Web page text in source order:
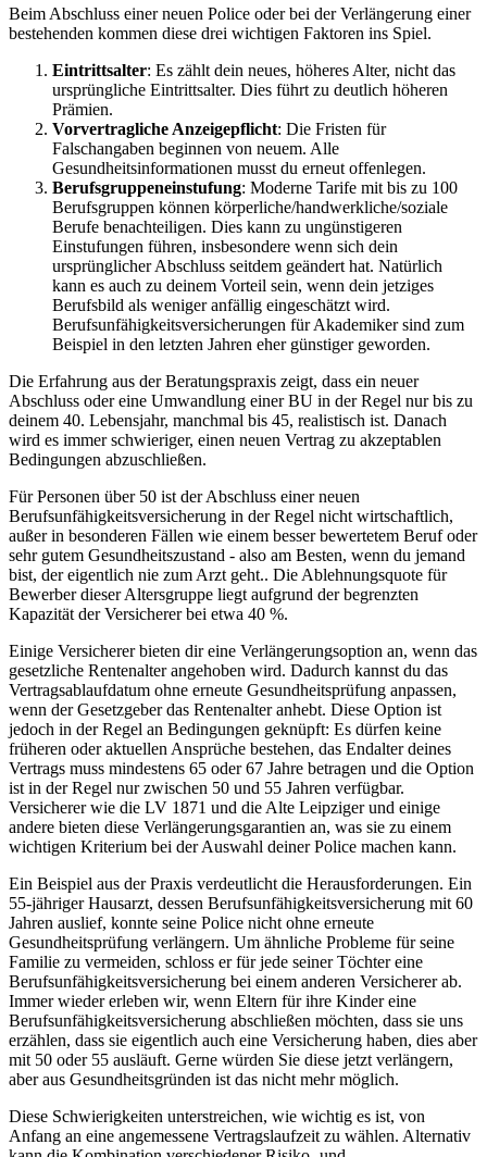
Beim Abschluss einer neuen Police oder bei der Verlängerung einer
bestehenden kommen diese drei wichtigen Faktoren ins Spiel.
Eintrittsalter: Es zählt dein neues, höheres Alter, nicht das
ursprüngliche Eintrittsalter. Dies führt zu deutlich höheren
Prämien.
Vorvertragliche Anzeigepflicht: Die Fristen für
Falschangaben beginnen von neuem. Alle
Gesundheitsinformationen musst du erneut offenlegen.
Berufsgruppeneinstufung: Moderne Tarife mit bis zu 100
Berufsgruppen können körperliche/handwerkliche/soziale
Berufe benachteiligen. Dies kann zu ungünstigeren
Einstufungen führen, insbesondere wenn sich dein
ursprünglicher Abschluss seitdem geändert hat. Natürlich
kann es auch zu deinem Vorteil sein, wenn dein jetziges
Berufsbild als weniger anfällig eingeschätzt wird.
Berufsunfähigkeitsversicherungen für Akademiker sind zum
Beispiel in den letzten Jahren eher günstiger geworden.
Die Erfahrung aus der Beratungspraxis zeigt, dass ein neuer
Abschluss oder eine Umwandlung einer BU in der Regel nur bis zu
deinem 40. Lebensjahr, manchmal bis 45, realistisch ist. Danach
wird es immer schwieriger, einen neuen Vertrag zu akzeptablen
Bedingungen abzuschließen.
Für Personen über 50 ist der Abschluss einer neuen
Berufsunfähigkeitsversicherung in der Regel nicht wirtschaftlich,
außer in besonderen Fällen wie einem besser bewertetem Beruf oder
sehr gutem Gesundheitszustand - also am Besten, wenn du jemand
bist, der eigentlich nie zum Arzt geht.. Die Ablehnungsquote für
Bewerber dieser Altersgruppe liegt aufgrund der begrenzten
Kapazität der Versicherer bei etwa 40 %.
Einige Versicherer bieten dir eine Verlängerungsoption an, wenn das
gesetzliche Rentenalter angehoben wird. Dadurch kannst du das
Vertragsablaufdatum ohne erneute Gesundheitsprüfung anpassen,
wenn der Gesetzgeber das Rentenalter anhebt. Diese Option ist
jedoch in der Regel an Bedingungen geknüpft: Es dürfen keine
früheren oder aktuellen Ansprüche bestehen, das Endalter deines
Vertrags muss mindestens 65 oder 67 Jahre betragen und die Option
ist in der Regel nur zwischen 50 und 55 Jahren verfügbar.
Versicherer wie die LV 1871 und die Alte Leipziger und einige
andere bieten diese Verlängerungsgarantien an, was sie zu einem
wichtigen Kriterium bei der Auswahl deiner Police machen kann.
Ein Beispiel aus der Praxis verdeutlicht die Herausforderungen. Ein
55-jähriger Hausarzt, dessen Berufsunfähigkeitsversicherung mit 60
Jahren auslief, konnte seine Police nicht ohne erneute
Gesundheitsprüfung verlängern. Um ähnliche Probleme für seine
Familie zu vermeiden, schloss er für jede seiner Töchter eine
Berufsunfähigkeitsversicherung bei einem anderen Versicherer ab.
Immer wieder erleben wir, wenn Eltern für ihre Kinder eine
Berufsunfähigkeitsversicherung abschließen möchten, dass sie uns
erzählen, dass sie eigentlich auch eine Versicherung haben, dies aber
mit 50 oder 55 ausläuft. Gerne würden Sie diese jetzt verlängern,
aber aus Gesundheitsgründen ist das nicht mehr möglich.
Diese Schwierigkeiten unterstreichen, wie wichtig es ist, von
Anfang an eine angemessene Vertragslaufzeit zu wählen. Alternativ